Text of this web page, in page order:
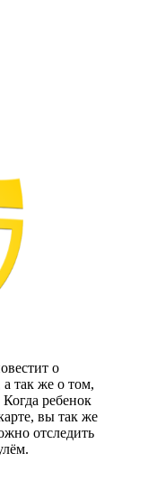
о
так же о том,
ребенок
вы так же
отследить